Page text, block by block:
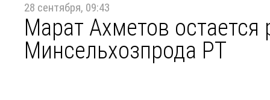
28 сентября, 09:43
Марат Ахметов остается
Минсельхозпрода РТ